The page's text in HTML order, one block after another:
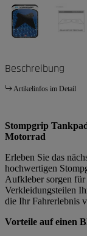
Beschreibung
Artikelinfos im Detail
Stompgrip
Motorrad
Erleben Sie das
hochwertigen
Aufkleber sorgen
Verkleidungsteilen
die Ihr Fahrerlebnis
Vorteile auf einen